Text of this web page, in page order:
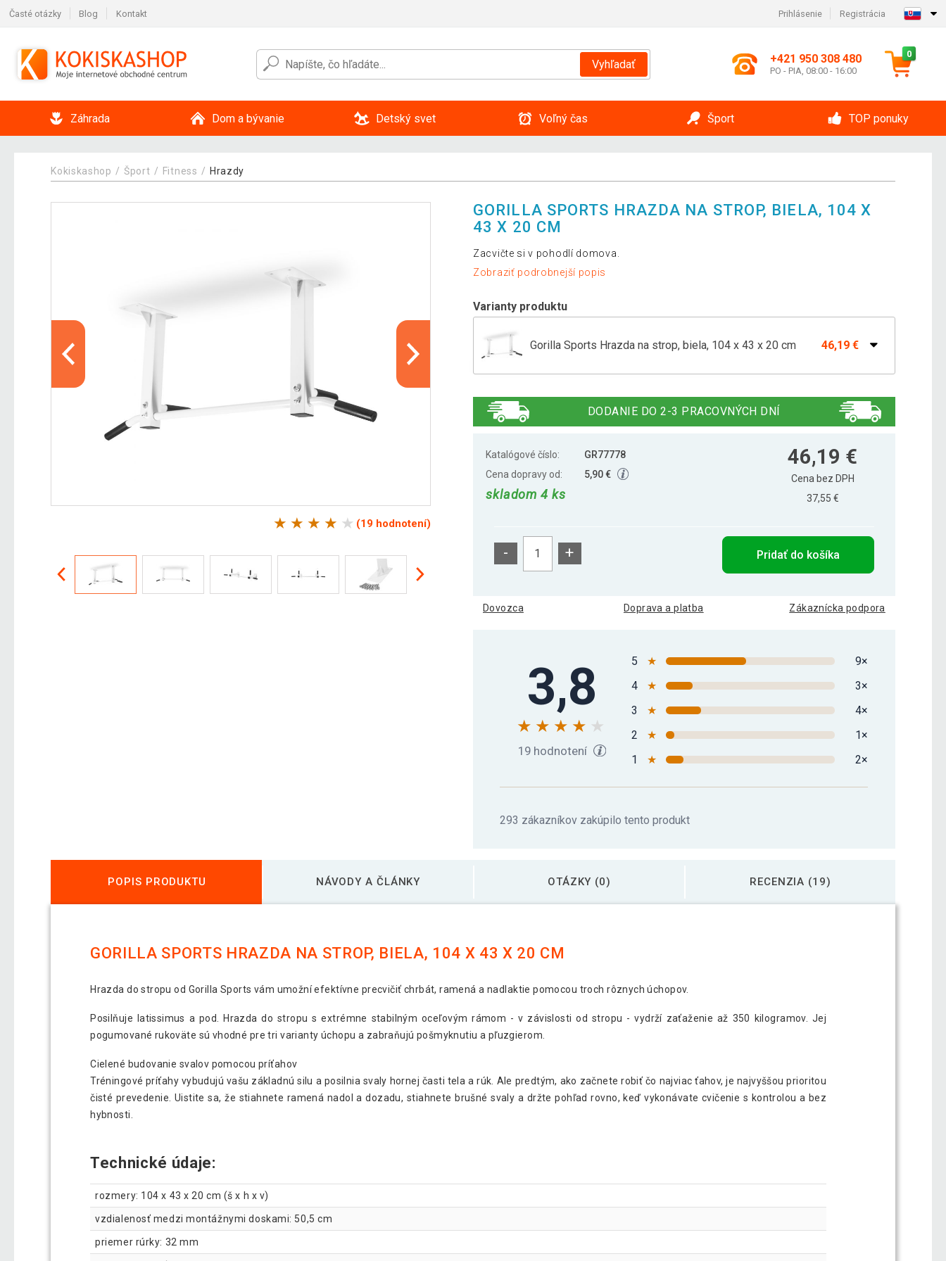
Časté otázky Blog Kontakt Prihlásenie Registrácia
Vyhľadať +421 950 308 480
PO - PIA, 08:00 - 16:00
0
Záhrada Dom a bývanie Detský svet Voľný čas Šport TOP ponuky
Kokiskashop Šport Fitness Hrazdy
(19 hodnotení)
GORILLA SPORTS HRAZDA NA STROP, BIELA, 104 X
43 X 20 CM
Zacvičte si v pohodlí domova.
Zobraziť podrobnejší popis
Varianty produktu
Gorilla Sports Hrazda na strop, biela, 104 x 43 x 20 cm 46,19 €
DODANIE DO 2-3 PRACOVNÝCH DNÍ
Katalógové číslo:
GR77778
Cena dopravy od:
5,90 €
skladom 4 ks
46,19 €
Cena bez DPH
37,55 €
- + Pridať do košíka
Dovozca Doprava a platba Zákaznícka podpora
3,8
19 hodnotení
5 ★
9×
4
★
3×
3
★
4×
2
★
1×
1
★ 2×
293 zákazníkov zakúpilo tento produkt
POPIS PRODUKTU NÁVODY A ČLÁNKY OTÁZKY (0) RECENZIA (19)
GORILLA SPORTS HRAZDA NA STROP, BIELA, 104 X 43 X 20 CM
Hrazda do stropu od Gorilla Sports vám umožní efektívne precvičiť chrbát, ramená a nadlaktie pomocou troch rôznych úchopov.
Posilňuje latissimus a pod. Hrazda do stropu s extrémne stabilným oceľovým rámom - v závislosti od stropu - vydrží zaťaženie až 350 kilogramov. Jej
pogumované rukoväte sú vhodné pre tri varianty úchopu a zabraňujú pošmyknutiu a pľuzgierom.
Cielené budovanie svalov pomocou príťahov
Tréningové príťahy vybudujú vašu základnú silu a posilnia svaly hornej časti tela a rúk. Ale predtým, ako začnete robiť čo najviac ťahov, je najvyššou prioritou
čisté prevedenie. Uistite sa, že stiahnete ramená nadol a dozadu, stiahnete brušné svaly a držte pohľad rovno, keď vykonávate cvičenie s kontrolou a bez
hybnosti.
Technické údaje:
rozmery: 104 x 43 x 20 cm (š x h x v)
vzdialenosť medzi montážnymi doskami: 50,5 cm
priemer rúrky: 32 mm